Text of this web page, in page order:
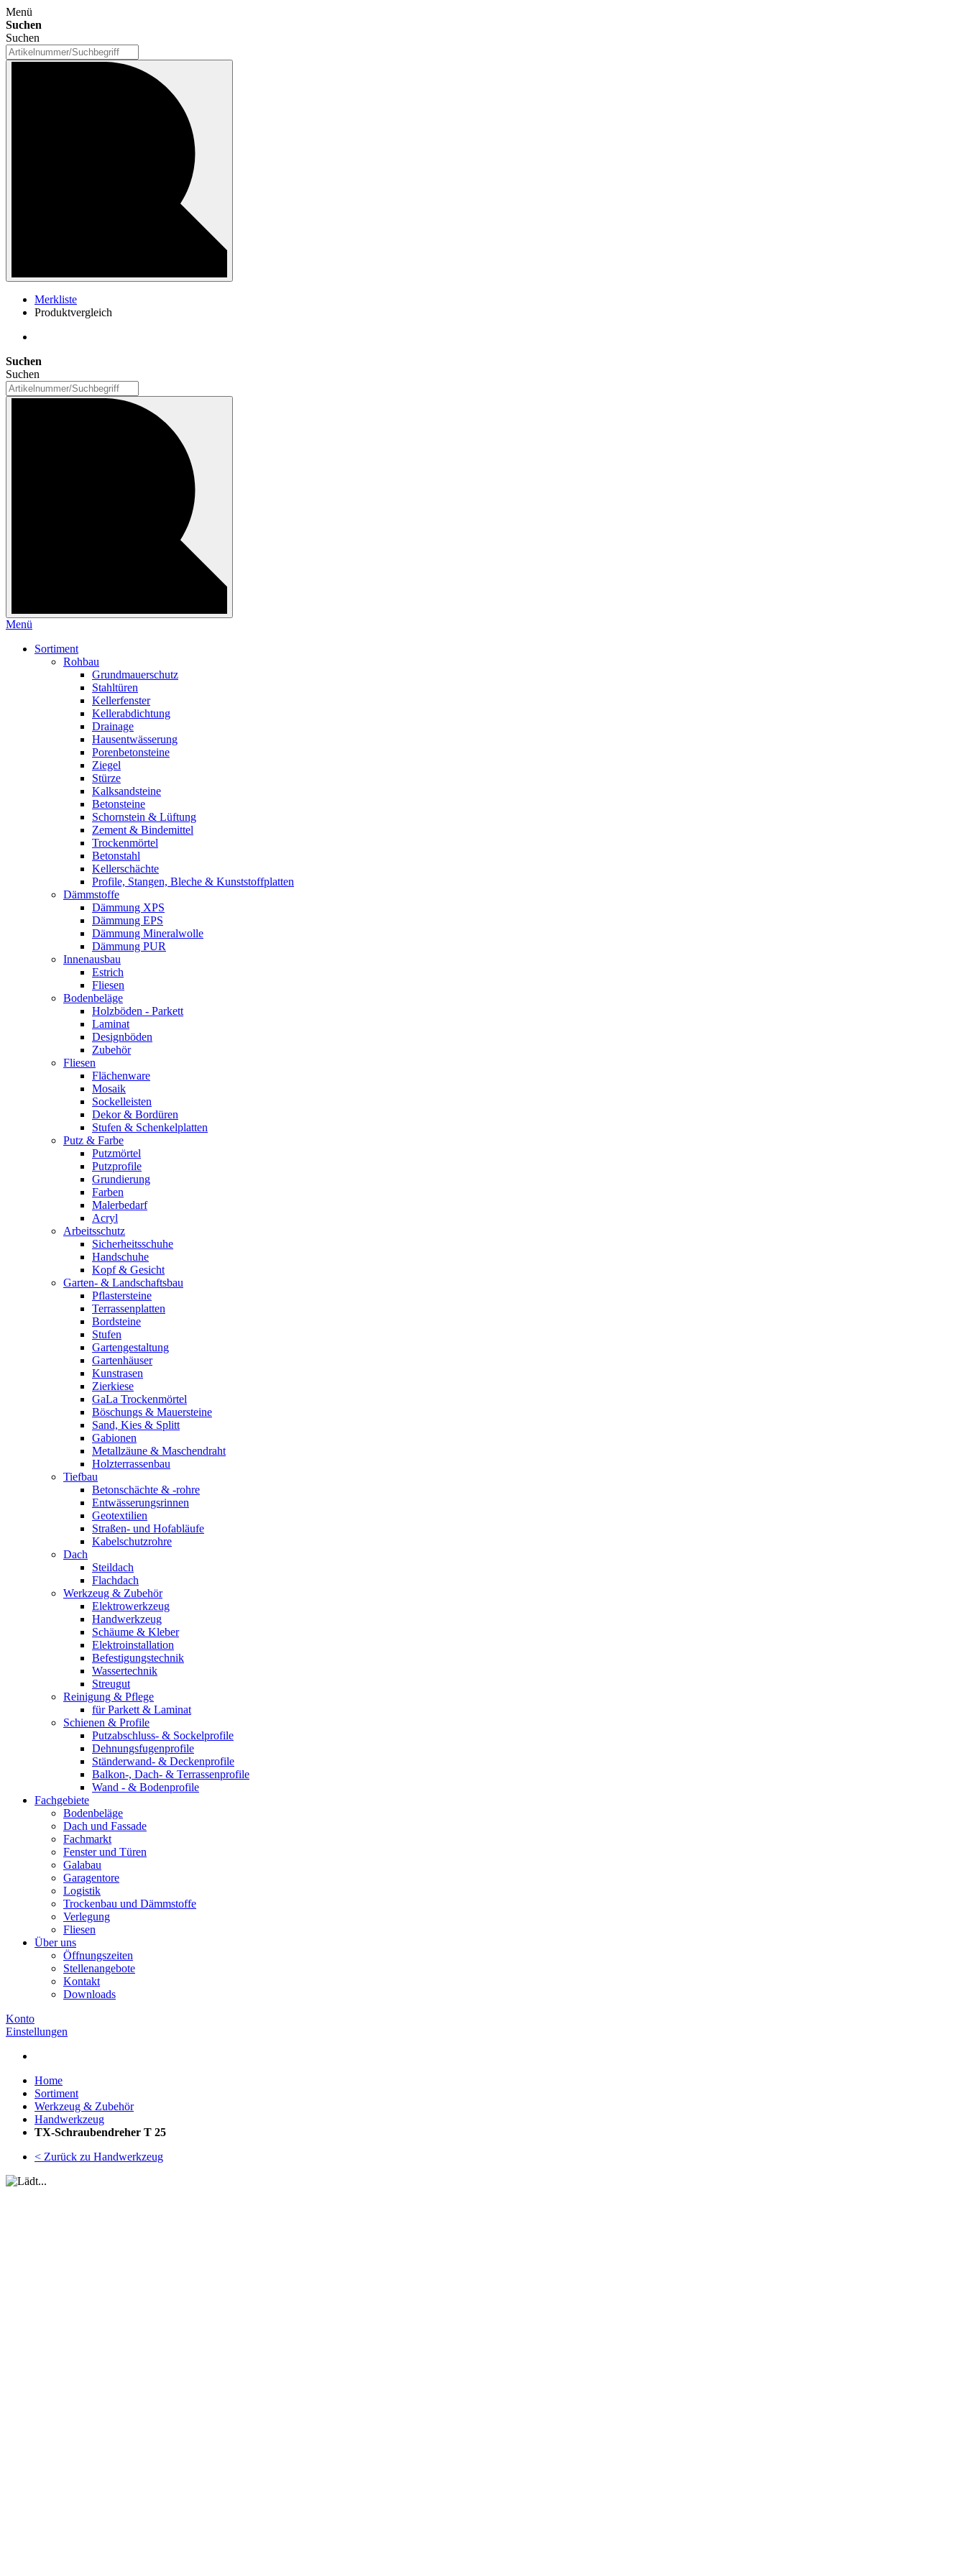
Menü
Suchen
Suchen
Merkliste
Produktvergleich
Suchen
Suchen
Menü
Sortiment
Rohbau
Grundmauerschutz
Stahltüren
Kellerfenster
Kellerabdichtung
Drainage
Hausentwässerung
Porenbetonsteine
Ziegel
Stürze
Kalksandsteine
Betonsteine
Schornstein & Lüftung
Zement & Bindemittel
Trockenmörtel
Betonstahl
Kellerschächte
Profile, Stangen, Bleche & Kunststoffplatten
Dämmstoffe
Dämmung XPS
Dämmung EPS
Dämmung Mineralwolle
Dämmung PUR
Innenausbau
Estrich
Fliesen
Bodenbeläge
Holzböden - Parkett
Laminat
Designböden
Zubehör
Fliesen
Flächenware
Mosaik
Sockelleisten
Dekor & Bordüren
Stufen & Schenkelplatten
Putz & Farbe
Putzmörtel
Putzprofile
Grundierung
Farben
Malerbedarf
Acryl
Arbeitsschutz
Sicherheitsschuhe
Handschuhe
Kopf & Gesicht
Garten- & Landschaftsbau
Pflastersteine
Terrassenplatten
Bordsteine
Stufen
Gartengestaltung
Gartenhäuser
Kunstrasen
Zierkiese
GaLa Trockenmörtel
Böschungs & Mauersteine
Sand, Kies & Splitt
Gabionen
Metallzäune & Maschendraht
Holzterrassenbau
Tiefbau
Betonschächte & -rohre
Entwässerungsrinnen
Geotextilien
Straßen- und Hofabläufe
Kabelschutzrohre
Dach
Steildach
Flachdach
Werkzeug & Zubehör
Elektrowerkzeug
Handwerkzeug
Schäume & Kleber
Elektroinstallation
Befestigungstechnik
Wassertechnik
Streugut
Reinigung & Pflege
für Parkett & Laminat
Schienen & Profile
Putzabschluss- & Sockelprofile
Dehnungsfugenprofile
Ständerwand- & Deckenprofile
Balkon-, Dach- & Terrassenprofile
Wand - & Bodenprofile
Fachgebiete
Bodenbeläge
Dach und Fassade
Fachmarkt
Fenster und Türen
Galabau
Garagentore
Logistik
Trockenbau und Dämmstoffe
Verlegung
Fliesen
Über uns
Öffnungszeiten
Stellenangebote
Kontakt
Downloads
Konto
Einstellungen
Home
Sortiment
Werkzeug & Zubehör
Handwerkzeug
TX-Schraubendreher T 25
< Zurück zu Handwerkzeug